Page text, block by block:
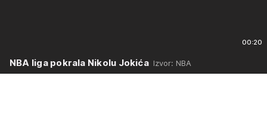
00:20
NBA liga pokrala Nikolu JokićaIzvor: NBA